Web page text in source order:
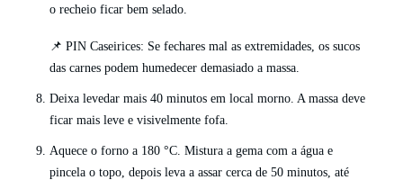
o recheio ficar bem selado.
📌 PIN Caseirices: Se fechares mal as extremidades, os sucos
das carnes podem humedecer demasiado a massa.
Deixa levedar mais 40 minutos em local morno. A massa deve
ficar mais leve e visivelmente fofa.
Aquece o forno a 180 °C. Mistura a gema com a água e
pincela o topo, depois leva a assar cerca de 50 minutos, até